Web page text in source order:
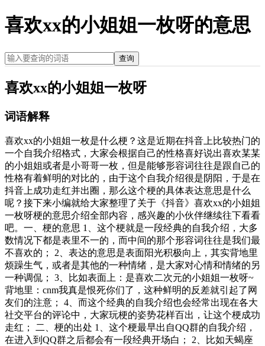
喜欢xx的小姐姐一枚呀的意思
查询
喜欢xx的小姐姐一枚呀
词语解释
喜欢xx的小姐姐一枚是什么梗？这是近期在抖音上比较热门的
一个自我介绍格式，大家会根据自己的性格喜好说出喜欢某某
的小姐姐或者是小哥哥一枚，但是能够形容词往往是跟自己的
性格有着鲜明的对比的，由于这个自我介绍很是阴阳，于是在
抖音上成功走红并出圈，那么这个梗的具体表达意思是什么
呢？接下来小编就给大家整理了关于《抖音》喜欢xx的小姐姐
一枚呀梗的意思介绍全部内容，感兴趣的小伙伴继续往下看看
吧。一、梗的意思 1、这个梗就是一段经典的自我介绍，大多
数情况下都是表里不一的，而中间的那个形容词往往是我们最
不喜欢的； 2、表达的意思是表面阳光积极向上，其实背地里
烦躁生气，或者是其他的一种情绪，是大家对心情和情绪的另
一种调侃； 3、比如表面上：是喜欢二次元的小姐姐一枚呀~
背地里：cnm我真是恨死你们了，这种鲜明的反差就引起了网
友们的注意； 4、而这个经典的自我介绍也会经常出现在各大
社交平台的评论中，大家玩梗的姿势花样百出，让这个梗成功
走红； 二、梗的出处 1、这个梗最早出自QQ群的自我介绍，
在进入到QQ群之后都会有一段经典开场白； 2、比如天蝎座